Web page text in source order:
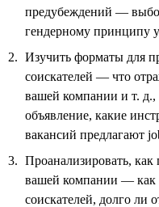
предубеждений —
гендерному принципу
Изучить форматы для
соискателей — что
вашей компании и т. д.,
объявление, какие
вакансий предлагают
Проанализировать, как
вашей компании — как
соискателей, долго